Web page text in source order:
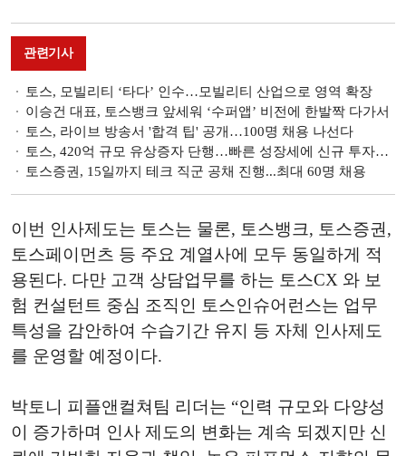
관련기사
토스, 모빌리티 ‘타다’ 인수…모빌리티 산업으로 영역 확장
이승건 대표, 토스뱅크 앞세워 ‘수퍼앱’ 비전에 한발짝 다가서
토스, 라이브 방송서 '합격 팁' 공개…100명 채용 나선다
토스, 420억 규모 유상증자 단행…빠른 성장세에 신규 투자자 확대
토스증권, 15일까지 테크 직군 공채 진행...최대 60명 채용
이번 인사제도는 토스는 물론, 토스뱅크, 토스증권,
토스페이먼츠 등 주요 계열사에 모두 동일하게 적
용된다. 다만 고객 상담업무를 하는 토스CX 와 보
험 컨설턴트 중심 조직인 토스인슈어런스는 업무
특성을 감안하여 수습기간 유지 등 자체 인사제도
를 운영할 예정이다.
박토니 피플앤컬쳐팀 리더는 “인력 규모와 다양성
이 증가하며 인사 제도의 변화는 계속 되겠지만 신